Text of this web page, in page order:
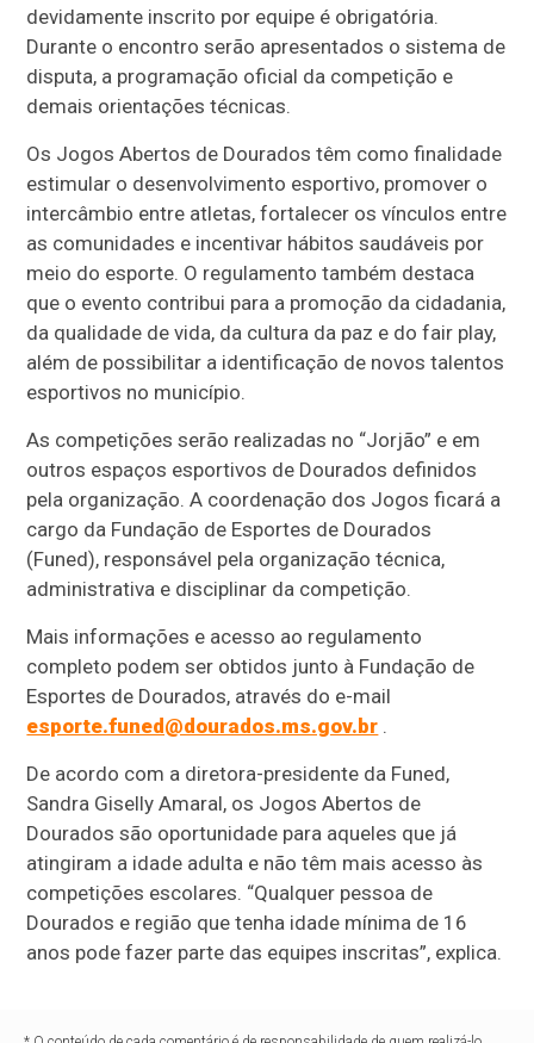
devidamente inscrito por equipe é obrigatória.
Durante o encontro serão apresentados o sistema de
disputa, a programação oficial da competição e
demais orientações técnicas.
Os Jogos Abertos de Dourados têm como finalidade
estimular o desenvolvimento esportivo, promover o
intercâmbio entre atletas, fortalecer os vínculos entre
as comunidades e incentivar hábitos saudáveis por
meio do esporte. O regulamento também destaca
que o evento contribui para a promoção da cidadania,
da qualidade de vida, da cultura da paz e do fair play,
além de possibilitar a identificação de novos talentos
esportivos no município.
As competições serão realizadas no “Jorjão” e em
outros espaços esportivos de Dourados definidos
pela organização. A coordenação dos Jogos ficará a
cargo da Fundação de Esportes de Dourados
(Funed), responsável pela organização técnica,
administrativa e disciplinar da competição.
Mais informações e acesso ao regulamento
completo podem ser obtidos junto à Fundação de
Esportes de Dourados, através do e-mail
esporte.funed@dourados.ms.gov.br .
De acordo com a diretora-presidente da Funed,
Sandra Giselly Amaral, os Jogos Abertos de
Dourados são oportunidade para aqueles que já
atingiram a idade adulta e não têm mais acesso às
competições escolares. “Qualquer pessoa de
Dourados e região que tenha idade mínima de 16
anos pode fazer parte das equipes inscritas”, explica.